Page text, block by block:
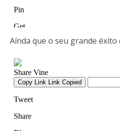
Aínda que o seu grande éxito